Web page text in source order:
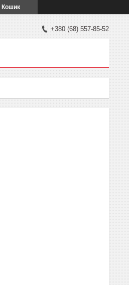
Кошик
+380 (68) 557-85-52